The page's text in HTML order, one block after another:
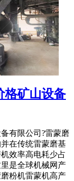
格矿山设备
有限公司?雷蒙磨
在传统雷蒙磨基
效率高电耗少占
是全球机械网产
粉机雷蒙机高产